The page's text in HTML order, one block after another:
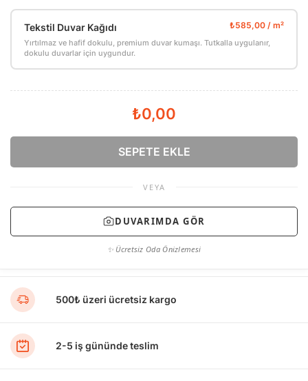
Tekstil Duvar Kağıdı
Yırtılmaz ve hafif dokulu, premium duvar kumaşı. Tutkalla uygulanır,
dokulu duvarlar için uygundur.
₺0,00
SEPETE EKLE
VEYA
DUVARIMDA GÖR
✨ Ücretsiz Oda Önizlemesi
500₺ üzeri ücretsiz kargo
2-5 iş gününde teslim